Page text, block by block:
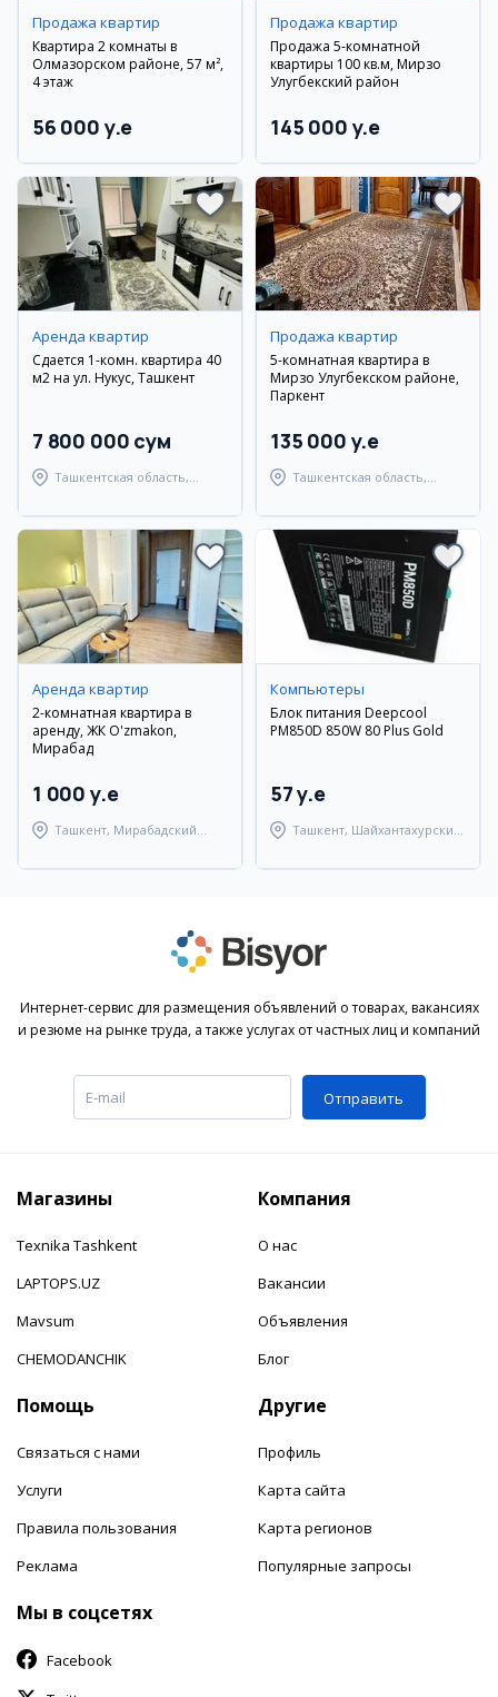
Продажа квартир
Квартира 2 комнаты в
Олмазорском районе, 57 м²,
4 этаж
56 000 y.e
Продажа квартир
Продажа 5-комнатной
квартиры 100 кв.м, Мирзо
Улугбекский район
145 000 y.e
Аренда квартир
Сдается 1-комн. квартира 40
м2 на ул. Нукус, Ташкент
7 800 000 сум
Ташкентская область,
Продажа квартир
5-комнатная квартира в
Мирзо Улугбекском районе,
Паркент
135 000 y.e
Ташкентская область,
Аренда квартир
2-комнатная квартира в
аренду, ЖК O'zmakon,
Мирабад
1 000 y.e
Ташкент, Мирабадский
Компьютеры
Блок питания Deepcool
PM850D 850W 80 Plus Gold
57 y.e
Ташкент, Шайхантахурский
Интернет-сервис для размещения объявлений о товарах, вакансиях
и резюме на рынке труда, а также услугах от частных лиц и компаний
Отправить
Магазины
Texnika Tashkent
LAPTOPS.UZ
Mavsum
CHEMODANCHIK
Компания
О нас
Вакансии
Объявления
Блог
Помощь
Связаться с нами
Услуги
Правила пользования
Реклама
Другие
Профиль
Карта сайта
Карта регионов
Популярные запросы
Мы в соцсетях
Facebook